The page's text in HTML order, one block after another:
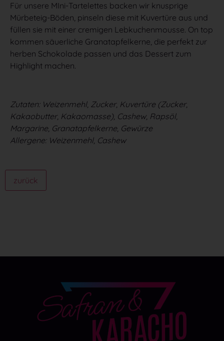
Für unsere MIni-Tartelettes backen wir knusprige
Mürbeteig-Böden, pinseln diese mit Kuvertüre aus und
füllen sie mit einer cremigen Lebkuchenmousse. On top
kommen säuerliche Granatapfelkerne, die perfekt zur
herben Schokolade passen und das Dessert zum
Highlight machen.
Zutaten: Weizenmehl, Zucker, Kuvertüre (Zucker,
Kakaobutter, Kakaomasse), Cashew, Rapsöl,
Margarine, Granatapfelkerne, Gewürze
Allergene: Weizenmehl, Cashew
Präferenzen Datenschutzerklärung Impressum